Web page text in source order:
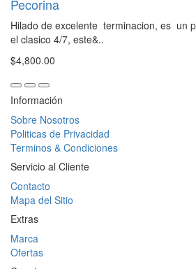
Pecorina
Hilado de excelente terminacion, es un
el clasico 4/7, este&..
$4,800.00
Información
Sobre Nosotros
Politicas de Privacidad
Terminos & Condiciones
Servicio al Cliente
Contacto
Mapa del Sitio
Extras
Marca
Ofertas